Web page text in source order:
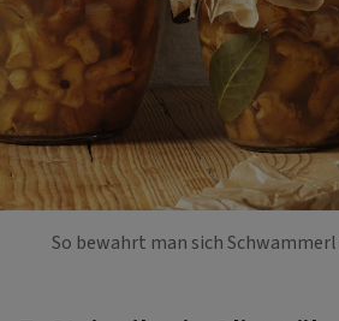
So bewahrt man sich